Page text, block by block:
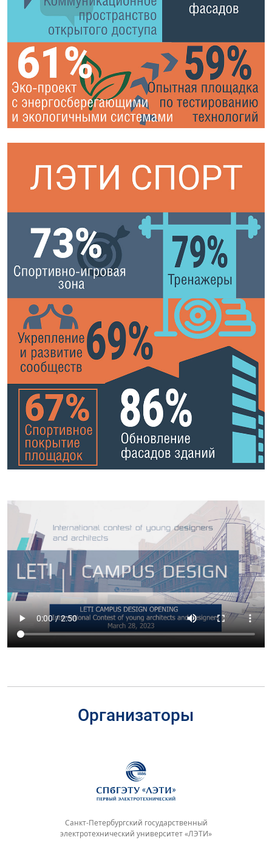
Организаторы
Санкт-Петербургский государственный
электротехнический университет «ЛЭТИ»